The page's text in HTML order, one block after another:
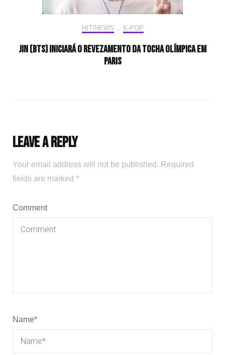
HIT!NEWS K-POP
Jin (BTS) iniciará o revezamento da tocha olímpica em
Paris
Leave a Reply
Your email address will not be published. Required
fields are marked *
Comment
Name*